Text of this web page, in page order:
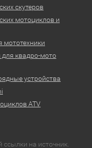
скутеров
мотоциклов и
мототехники
квадро-мото
устройства
ATV
на источник.